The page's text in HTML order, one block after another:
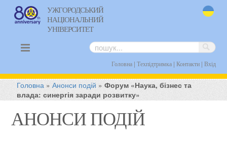
УЖГОРОДСЬКИЙ
НАЦІОНАЛЬНИЙ
УНІВЕРСИТЕТ
Головна| Техпідтримка| Контакти| Вхід
Головна »Анонси подій »Форум «Наука, бізнес та
влада: синергія заради розвитку»
АНОНСИ ПОДІЙ